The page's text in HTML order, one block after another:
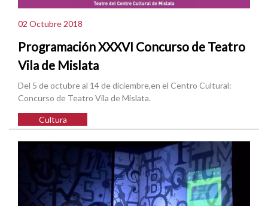
02 Octubre 2018
Programación XXXVI Concurso de Teatro
Vila de Mislata
Del 5 de octubre al 14 de diciembre,en el Centro Cultural:
Concurso de Teatro Vila de Mislata.
Cultura